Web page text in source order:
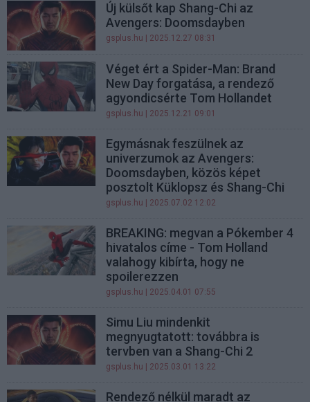
Új külsőt kap Shang-Chi az
Avengers: Doomsdayben
gsplus.hu | 2025.12.27 08:31
Véget ért a Spider-Man: Brand
New Day forgatása, a rendező
agyondicsérte Tom Hollandet
gsplus.hu | 2025.12.21 09:01
Egymásnak feszülnek az
univerzumok az Avengers:
Doomsdayben, közös képet
posztolt Küklopsz és Shang-Chi
gsplus.hu | 2025.07.02 12:02
BREAKING: megvan a Pókember 4
hivatalos címe - Tom Holland
valahogy kibírta, hogy ne
spoilerezzen
gsplus.hu | 2025.04.01 07:55
Simu Liu mindenkit
megnyugtatott: továbbra is
tervben van a Shang-Chi 2
gsplus.hu | 2025.03.01 13:22
Rendező nélkül maradt az